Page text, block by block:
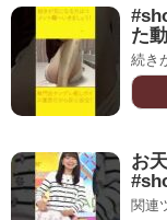
た
続き
お
関連